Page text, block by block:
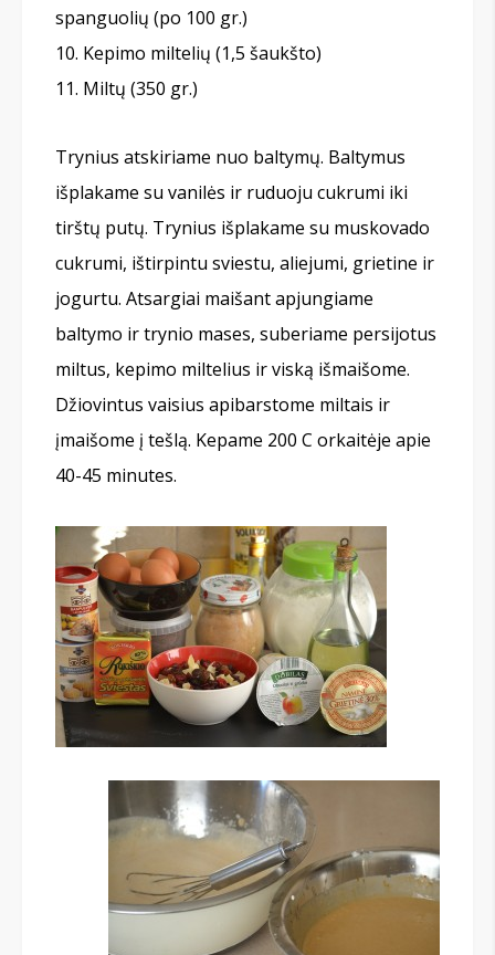
spanguolių (po 100 gr.)
Kepimo miltelių (1,5 šaukšto)
Miltų (350 gr.)
Trynius atskiriame nuo baltymų. Baltymus
išplakame su vanilės ir ruduoju cukrumi iki
tirštų putų. Trynius išplakame su muskovado
cukrumi, ištirpintu sviestu, aliejumi, grietine ir
jogurtu. Atsargiai maišant apjungiame
baltymo ir trynio mases, suberiame persijotus
miltus, kepimo miltelius ir viską išmaišome.
Džiovintus vaisius apibarstome miltais ir
įmaišome į tešlą. Kepame 200 C orkaitėje apie
40-45 minutes.